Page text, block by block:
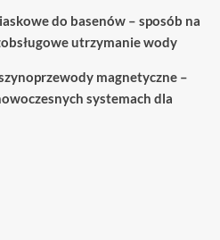
do basenów – sposób na
utrzymanie wody
magnetyczne –
systemach dla